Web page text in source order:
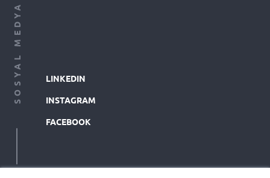
SOSYAL MEDYA
LINKEDIN
INSTAGRAM
FACEBOOK